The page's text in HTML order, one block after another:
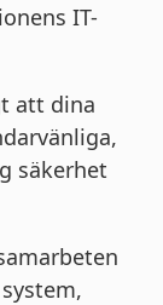
IT-
att dina
säkerhet